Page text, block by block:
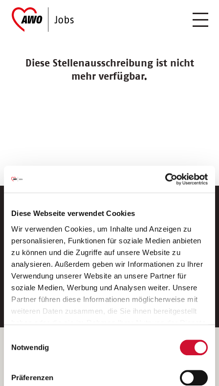
Diese Webseite verwendet Cookies
Wir verwenden Cookies, um Inhalte und Anzeigen zu
personalisieren, Funktionen für soziale Medien anbieten
zu können und die Zugriffe auf unsere Website zu
analysieren. Außerdem geben wir Informationen zu Ihrer
Verwendung unserer Website an unsere Partner für
soziale Medien, Werbung und Analysen weiter. Unsere
Partner führen diese Informationen möglicherweise mit
weiteren Daten zusammen, die Sie ihnen bereitgestellt
Wenn Sie auf „Cookies zulassen“ klicken, so stimmen
Sie der Speicherung sämtlicher Cookies zu. Sie können
Ihre Einwilligung selbstverständlich jederzeit widerrufen,
indem Sie die Cookie-Einstellungen aufrufen und diese
Notwendig
Präferenzen
Diese Stellenausschreibung ist nicht
mehr verfügbar.
Neue Stellen per E-Mail.
Ein kostenloser Service von AWO
Jobs.
E-Mail-Adresse eintragen
Betreiber der Webseite
Kantstraße 45a